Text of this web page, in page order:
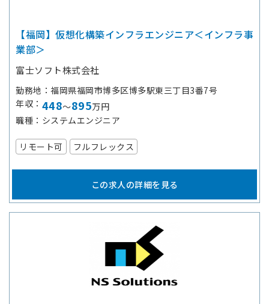
【福岡】仮想化構築インフラエンジニア＜インフラ事
業部＞
富士ソフト株式会社
勤務地
福岡県福岡市博多区博多駅東三丁目3番7号
年収
448～895万円
職種
システムエンジニア
リモート可 フルフレックス
この求人の詳細を見る